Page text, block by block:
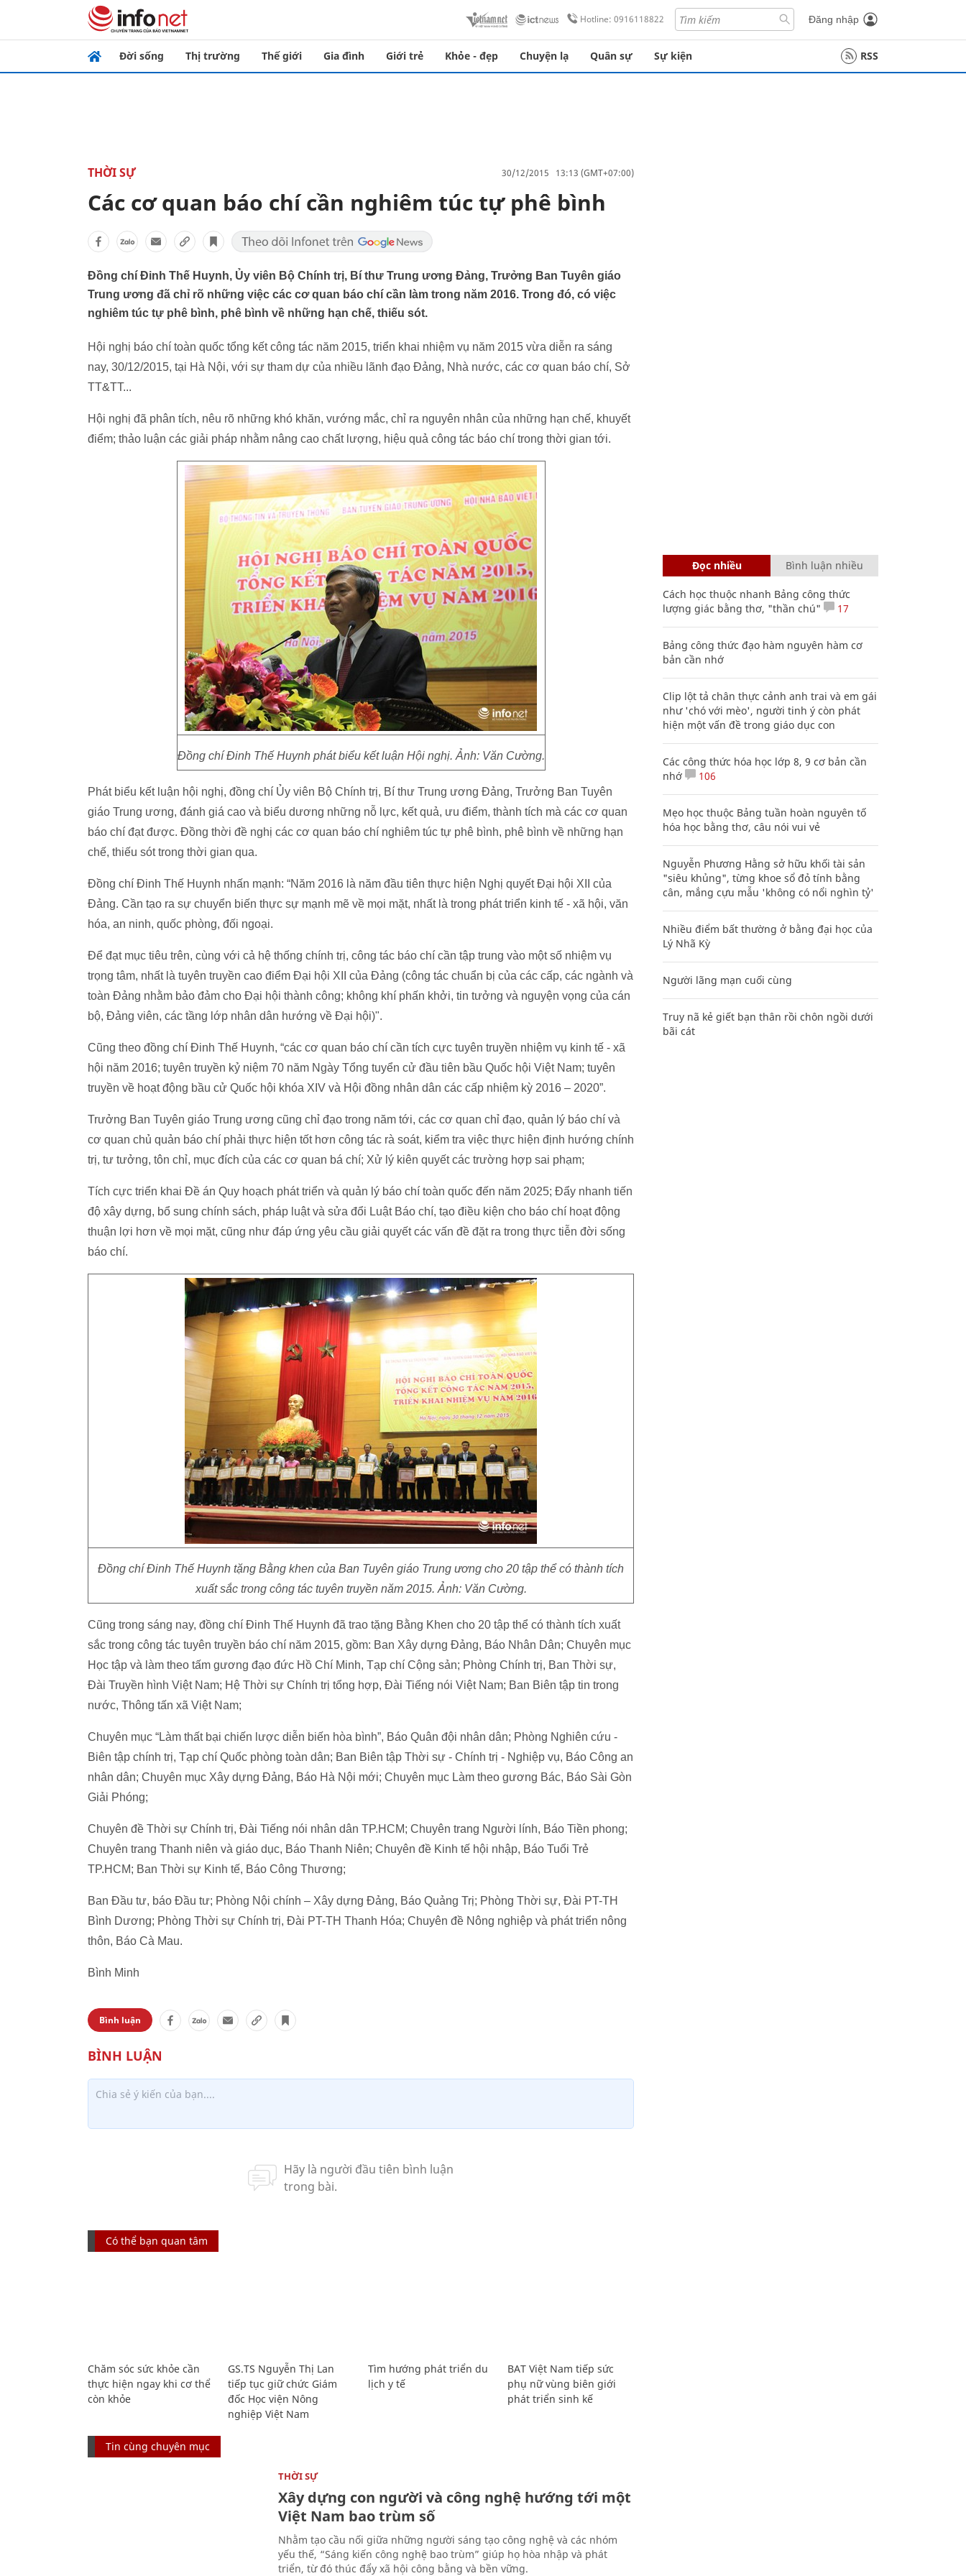
Hotline: 0916118822 Đăng nhập
Đời sống Thị trường Thế giới Gia đình Giới trẻ Khỏe - đẹp Chuyện lạ Quân sự Sự kiện RSS
THỜI SỰ 30/12/2015 13:13 (GMT+07:00)
Các cơ quan báo chí cần nghiêm túc tự phê bình
Đồng chí Đinh Thế Huynh, Ủy viên Bộ Chính trị, Bí thư Trung ương Đảng, Trưởng Ban Tuyên giáo
Trung ương đã chỉ rõ những việc các cơ quan báo chí cần làm trong năm 2016. Trong đó, có việc
nghiêm túc tự phê bình, phê bình về những hạn chế, thiếu sót.
Hội nghị báo chí toàn quốc tổng kết công tác năm 2015, triển khai nhiệm vụ năm 2015 vừa diễn ra sáng
nay, 30/12/2015, tại Hà Nội, với sự tham dự của nhiều lãnh đạo Đảng, Nhà nước, các cơ quan báo chí, Sở
TT&TT...
Hội nghị đã phân tích, nêu rõ những khó khăn, vướng mắc, chỉ ra nguyên nhân của những hạn chế, khuyết
điểm; thảo luận các giải pháp nhằm nâng cao chất lượng, hiệu quả công tác báo chí trong thời gian tới.
Đồng chí Đinh Thế Huynh phát biểu kết luận Hội nghị. Ảnh: Văn Cường.
Phát biểu kết luận hội nghị, đồng chí Ủy viên Bộ Chính trị, Bí thư Trung ương Đảng, Trưởng Ban Tuyên
giáo Trung ương, đánh giá cao và biểu dương những nỗ lực, kết quả, ưu điểm, thành tích mà các cơ quan
báo chí đạt được. Đồng thời đề nghị các cơ quan báo chí nghiêm túc tự phê bình, phê bình về những hạn
chế, thiếu sót trong thời gian qua.
Đồng chí Đinh Thế Huynh nhấn mạnh: “Năm 2016 là năm đầu tiên thực hiện Nghị quyết Đại hội XII của
Đảng. Cần tạo ra sự chuyển biến thực sự mạnh mẽ về mọi mặt, nhất là trong phát triển kinh tế - xã hội, văn
hóa, an ninh, quốc phòng, đối ngoại.
Để đạt mục tiêu trên, cùng với cả hệ thống chính trị, công tác báo chí cần tập trung vào một số nhiệm vụ
trọng tâm, nhất là tuyên truyền cao điểm Đại hội XII của Đảng (công tác chuẩn bị của các cấp, các ngành và
toàn Đảng nhằm bảo đảm cho Đại hội thành công; không khí phấn khởi, tin tưởng và nguyện vọng của cán
bộ, Đảng viên, các tầng lớp nhân dân hướng về Đại hội)".
Cũng theo đồng chí Đinh Thế Huynh, “các cơ quan báo chí cần tích cực tuyên truyền nhiệm vụ kinh tế - xã
hội năm 2016; tuyên truyền kỷ niệm 70 năm Ngày Tổng tuyển cử đầu tiên bầu Quốc hội Việt Nam; tuyên
truyền về hoạt động bầu cử Quốc hội khóa XIV và Hội đồng nhân dân các cấp nhiệm kỳ 2016 – 2020”.
Trưởng Ban Tuyên giáo Trung ương cũng chỉ đạo trong năm tới, các cơ quan chỉ đạo, quản lý báo chí và
cơ quan chủ quản báo chí phải thực hiện tốt hơn công tác rà soát, kiểm tra việc thực hiện định hướng chính
trị, tư tưởng, tôn chỉ, mục đích của các cơ quan bá chí; Xử lý kiên quyết các trường hợp sai phạm;
Tích cực triển khai Đề án Quy hoạch phát triển và quản lý báo chí toàn quốc đến năm 2025; Đẩy nhanh tiến
độ xây dựng, bổ sung chính sách, pháp luật và sửa đổi Luật Báo chí, tạo điều kiện cho báo chí hoạt động
thuận lợi hơn về mọi mặt, cũng như đáp ứng yêu cầu giải quyết các vấn đề đặt ra trong thực tiễn đời sống
báo chí.
Đồng chí Đinh Thế Huynh tặng Bằng khen của Ban Tuyên giáo Trung ương cho 20 tập thể có thành tích
xuất sắc trong công tác tuyên truyền năm 2015. Ảnh: Văn Cường.
Cũng trong sáng nay, đồng chí Đinh Thế Huynh đã trao tặng Bằng Khen cho 20 tập thể có thành tích xuất
sắc trong công tác tuyên truyền báo chí năm 2015, gồm: Ban Xây dựng Đảng, Báo Nhân Dân; Chuyên mục
Học tập và làm theo tấm gương đạo đức Hồ Chí Minh, Tạp chí Cộng sản; Phòng Chính trị, Ban Thời sự,
Đài Truyền hình Việt Nam; Hệ Thời sự Chính trị tổng hợp, Đài Tiếng nói Việt Nam; Ban Biên tập tin trong
nước, Thông tấn xã Việt Nam;
Chuyên mục “Làm thất bại chiến lược diễn biến hòa bình”, Báo Quân đội nhân dân; Phòng Nghiên cứu -
Biên tập chính trị, Tạp chí Quốc phòng toàn dân; Ban Biên tập Thời sự - Chính trị - Nghiệp vụ, Báo Công an
nhân dân; Chuyên mục Xây dựng Đảng, Báo Hà Nội mới; Chuyên mục Làm theo gương Bác, Báo Sài Gòn
Giải Phóng;
Chuyên đề Thời sự Chính trị, Đài Tiếng nói nhân dân TP.HCM; Chuyên trang Người lính, Báo Tiền phong;
Chuyên trang Thanh niên và giáo dục, Báo Thanh Niên; Chuyên đề Kinh tế hội nhập, Báo Tuổi Trẻ
TP.HCM; Ban Thời sự Kinh tế, Báo Công Thương;
Ban Đầu tư, báo Đầu tư; Phòng Nội chính – Xây dựng Đảng, Báo Quảng Trị; Phòng Thời sự, Đài PT-TH
Bình Dương; Phòng Thời sự Chính trị, Đài PT-TH Thanh Hóa; Chuyên đề Nông nghiệp và phát triển nông
thôn, Báo Cà Mau.
Bình Minh
Bình luận
Có thể bạn quan tâm
Chăm sóc sức khỏe cần
thực hiện ngay khi cơ thể
còn khỏe
GS.TS Nguyễn Thị Lan
tiếp tục giữ chức Giám
đốc Học viện Nông
nghiệp Việt Nam
Tìm hướng phát triển du
lịch y tế
BAT Việt Nam tiếp sức
phụ nữ vùng biên giới
phát triển sinh kế
Tin cùng chuyên mục
THỜI SỰ
Xây dựng con người và công nghệ hướng tới một
Việt Nam bao trùm số
Nhằm tạo cầu nối giữa những người sáng tạo công nghệ và các nhóm
yếu thế, “Sáng kiến công nghệ bao trùm” giúp họ hòa nhập và phát
triển, từ đó thúc đẩy xã hội công bằng và bền vững.
Đọc nhiều Bình luận nhiều
Cách học thuộc nhanh Bảng công thức
lượng giác bằng thơ, "thần chú"
17
Bảng công thức đạo hàm nguyên hàm cơ
bản cần nhớ
Clip lột tả chân thực cảnh anh trai và em gái
như 'chó với mèo', người tinh ý còn phát
hiện một vấn đề trong giáo dục con
Các công thức hóa học lớp 8, 9 cơ bản cần
nhớ
106
Mẹo học thuộc Bảng tuần hoàn nguyên tố
hóa học bằng thơ, câu nói vui vẻ
Nguyễn Phương Hằng sở hữu khối tài sản
"siêu khủng", từng khoe sổ đỏ tính bằng
cân, mắng cựu mẫu 'không có nổi nghìn tỷ'
Nhiều điểm bất thường ở bằng đại học của
Lý Nhã Kỳ
Người lãng mạn cuối cùng
Truy nã kẻ giết bạn thân rồi chôn ngồi dưới
bãi cát